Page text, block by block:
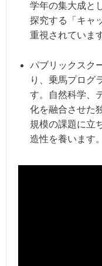
学年の集大成と
探究する「キャ
重視されていま
パブリックスク
り、乗馬プログ
す。自然科学、
化を融合させた
規模の課題に立
造性を養います。